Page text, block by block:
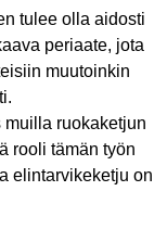
tulee olla aidosti
periaate, jota
muutoinkin
ruokaketjun
rooli tämän työn
elintarvikeketju on